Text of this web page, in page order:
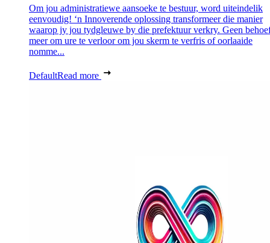
Om jou administratiewe aansoeke te bestuur, word uiteindelik
eenvoudig! ‘n Innoverende oplossing transformeer die manier
waarop jy jou tydgleuwe by die prefektuur verkry. Geen
meer om ure te verloor om jou skerm te verfris of oorlaaide
nomme...
DefaultRead more